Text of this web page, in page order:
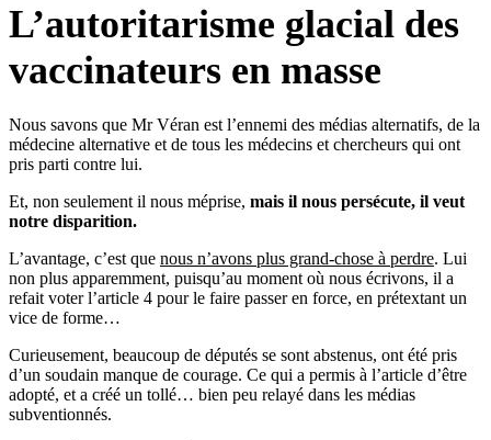
L’autoritarisme glacial des
vaccinateurs en masse
Nous savons que Mr Véran est l’ennemi des médias alternatifs, de la
médecine alternative et de tous les médecins et chercheurs qui ont
pris parti contre lui.
Et, non seulement il nous méprise, mais il nous persécute, il veut
notre disparition.
L’avantage, c’est que nous n’avons plus grand-chose à perdre. Lui
non plus apparemment, puisqu’au moment où nous écrivons, il a
refait voter l’article 4 pour le faire passer en force, en prétextant un
vice de forme…
Curieusement, beaucoup de députés se sont abstenus, ont été pris
d’un soudain manque de courage. Ce qui a permis à l’article d’être
adopté, et a créé un tollé… bien peu relayé dans les médias
subventionnés.